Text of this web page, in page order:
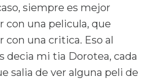
siempre es mejor
con una pelicula, que
con una critica. Eso al
decia mi tia Dorotea, cada
salia de ver alguna peli de